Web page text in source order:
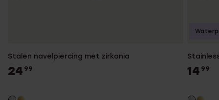
Stalen navelpiercing met zirkonia
24 99 14 99